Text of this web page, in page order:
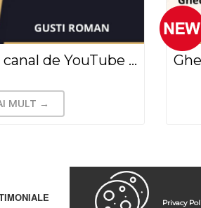
Cum creezi un canal de YouTube de succes în Sport - Gusti Roman(2021)
MULT →
Privacy